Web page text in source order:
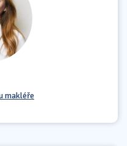
makléře